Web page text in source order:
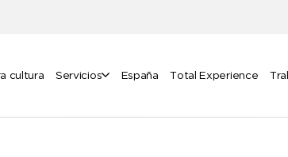
cultura Servicios España Total Experience